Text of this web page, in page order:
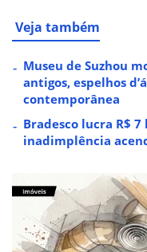
Veja também
Museu de Suzhou
antigos, espelhos
contemporânea
Bradesco lucra R$
inadimplência